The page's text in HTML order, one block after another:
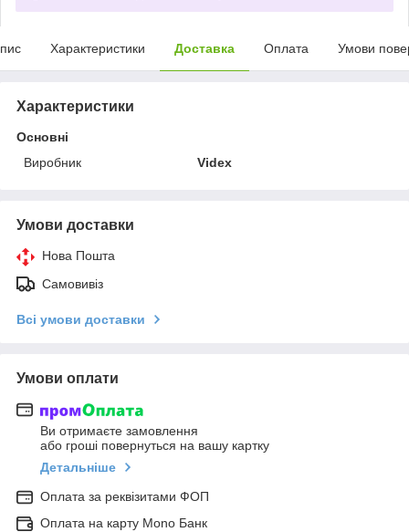
Характеристики Доставка Оплата Умови
Характеристики
Основні
Виробник
Videx
Умови доставки
Нова Пошта
Самовивіз
Всі умови доставки
Умови оплати
Ви отримаєте замовлення
або гроші повернуться на вашу картку
Детальніше
Оплата за реквізитами ФОП
Оплата на карту Mono Банк